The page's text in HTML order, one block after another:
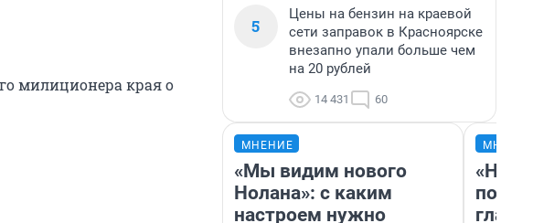
милиционера края о
5
Цены на бензин на краевой
сети заправок в Красноярске
внезапно упали больше чем
на 20 рублей
14 431 60
МНЕНИЕ
«Мы видим нового
Нолана»: с каким
настроем нужно